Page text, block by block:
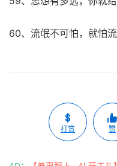
60、流氓不可怕，就怕流
打赏 赞